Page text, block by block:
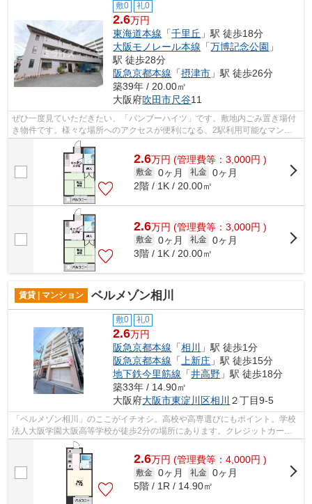
敷0 礼0
2.6万円
東海道本線 「千里丘 」駅 徒歩18分
大阪モノレール本線 「万博記念公園 」
駅 徒歩28分
阪急京都本線 「摂津市 」駅 徒歩26分
築39年 / 20.00㎡
大阪府吹田市尺谷11
ぜひ一度見ていただきたい、「バンブーハイツ」です。敷地内ごみ置き場付
き物件です。様々な場所へのアクセスが便利になる、2駅利用可能なマンシ
ョンです。揺れに強い鉄骨造の物件です...
2.6万円 (管理費等：3,000円 )
敷金 0ヶ月 礼金 0ヶ月
2階 / 1K / 20.00㎡
2.6万円 (管理費等：3,000円 )
敷金 0ヶ月 礼金 0ヶ月
3階 / 1K / 20.00㎡
賃貸 | マンション ベルメゾン相川
敷0 礼0
2.6万円
阪急京都本線 「相川
」駅 徒歩1分
阪急京都本線 「 上新庄 」駅 徒歩15分
地下鉄今里筋線 「井高野 」駅 徒歩18分
築33年 / 14.90㎡
大阪府大阪市東淀川区相川 ２丁目9-5
「ベルメゾン相川」のここがイチオシ。高校や高専選びにもポイント。学校
法人大阪学園大阪高等学校が徒歩2分の場所にあります。クレジットカード
で初期費用がお支払いいただけるので、...
2.6万円 (管理費等：4,000円 )
敷金 0ヶ月 礼金 0ヶ月
5階 / 1R / 14.90㎡